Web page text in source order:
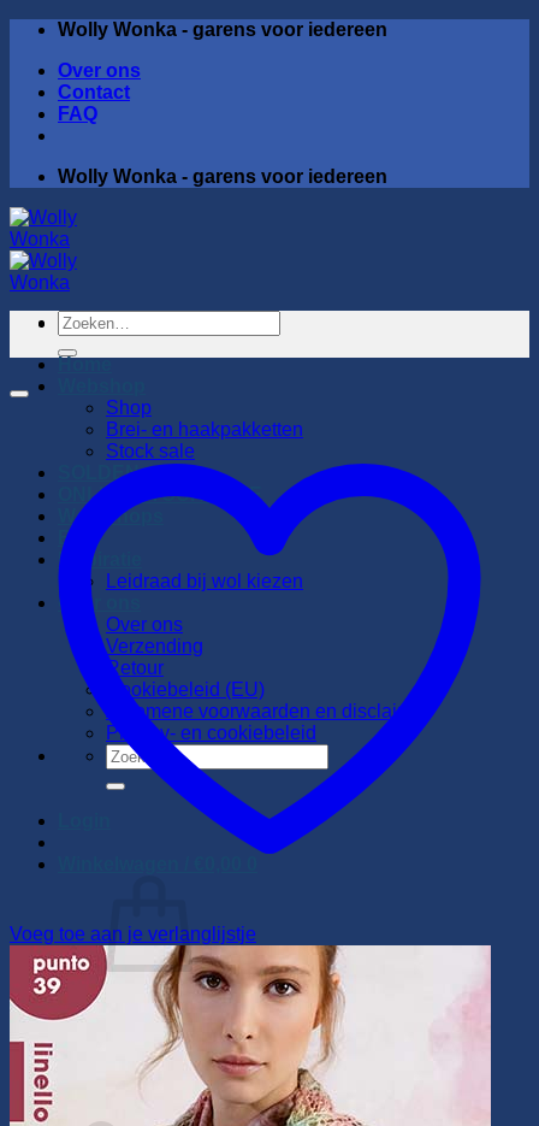
inhoud
Wolly Wonka - garens voor iedereen
Over ons
Contact
FAQ
Wolly Wonka - garens voor iedereen
Home
Shop
Brei- en haakpakketten
Stock sale
SOLDEN
ONLINE STOCK SALE
Workshops
Blog
Inspiratie
Leidraad bij wol kiezen
Over ons
Over ons
Verzending
Retour
Cookiebeleid (EU)
Algemene voorwaarden en disclaimer
Privacy- en cookiebeleid
Zoeken
naar:
Geen producten in de winkelwagen.
Terug naar winkel
Zoeken
naar:
Voeg toe aan je verlanglijstje